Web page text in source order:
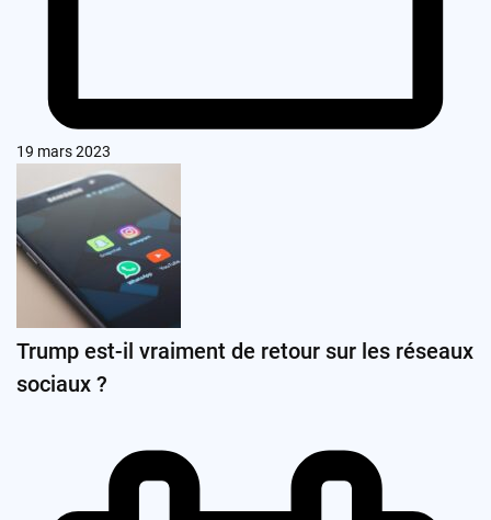
19 mars 2023
Trump est-il vraiment de retour sur les réseaux
sociaux ?